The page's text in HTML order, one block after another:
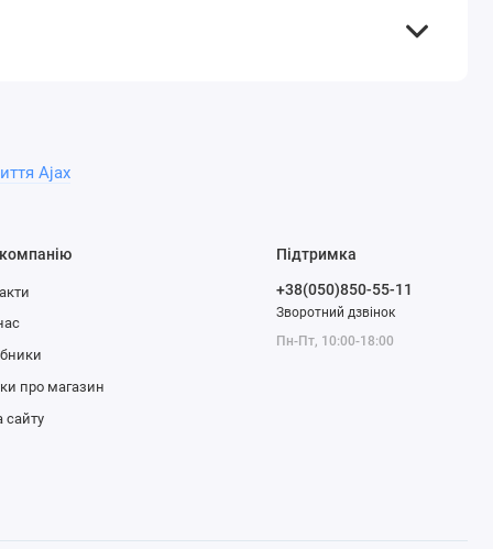
Ajax
про магазин
сайту
Підтримка
+38(050)850-55-11
Зворотний дзвінок
Пн-Пт, 10:00-18:00